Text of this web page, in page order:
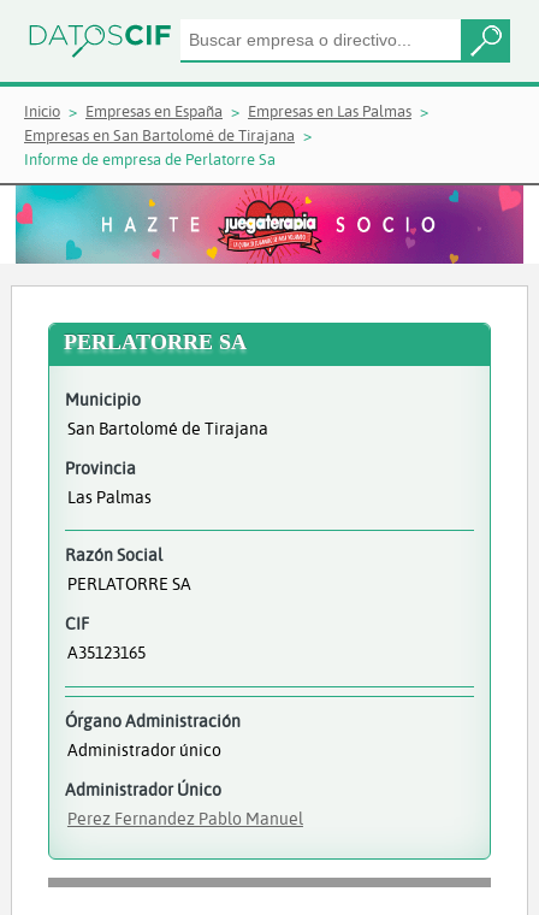
Inicio Empresas en España
Empresas en Las Palmas
Empresas en San Bartolomé de Tirajana
Informe de empresa de Perlatorre Sa
PERLATORRE SA
Municipio
San Bartolomé de Tirajana
Provincia
Las Palmas
Razón Social
PERLATORRE SA
CIF
A35123165
Órgano Administración
Administrador único
Administrador Único
Perez Fernandez Pablo Manuel